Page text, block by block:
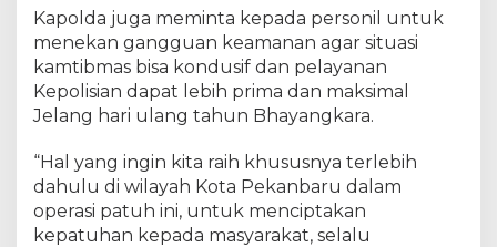
K
u
n
g
0
2
3
Kapolda juga meminta kepada personil untuk
menekan gangguan keamanan agar situasi
kamtibmas bisa kondusif dan pelayanan
Kepolisian dapat lebih prima dan maksimal
Jelang hari ulang tahun Bhayangkara.
“Hal yang ingin kita raih khususnya terlebih
dahulu di wilayah Kota Pekanbaru dalam
operasi patuh ini, untuk menciptakan
kepatuhan kepada masyarakat, selalu